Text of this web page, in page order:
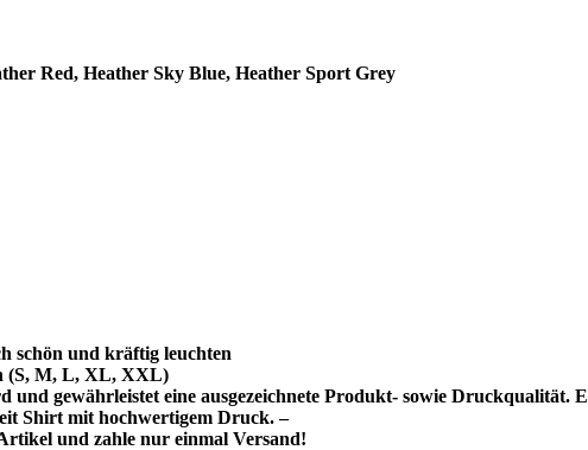
Red, Heather Sky Blue, Heather Sport Grey
schön und kräftig leuchten
(S, M, L, XL, XXL)
gewährleistet eine ausgezeichnete Produkt- sowie Druckqualität.
Shirt mit hochwertigem Druck. –
und zahle nur einmal Versand!